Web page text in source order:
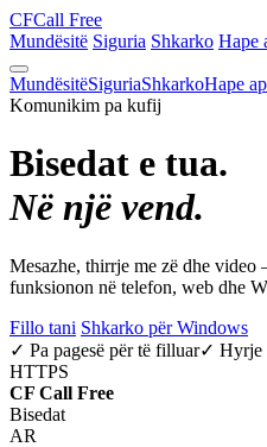
CFCall Free
Mundësitë Siguria Shkarko Hape
MundësitëSiguriaShkarkoHape
Komunikim pa kufij
Bisedat e tua.
Në një vend.
Mesazhe, thirrje me zë dhe
funksionon në telefon, web dhe
Fillo tani Shkarko për Windows
✓ Pa pagesë për të filluar✓ Hyrje
HTTPS
CF Call Free
Bisedat
AR